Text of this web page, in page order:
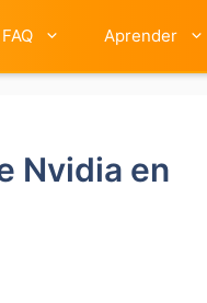
Aprender
Nvidia en